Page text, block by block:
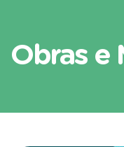
Obras e